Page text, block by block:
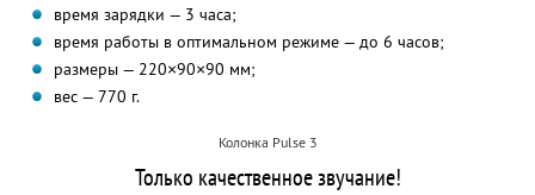
время зарядки — 3 часа;
время работы в оптимальном режиме — до 6 часов;
размеры — 220×90×90 мм;
вес — 770 г.
Колонка Pulse 3
Только качественное звучание!